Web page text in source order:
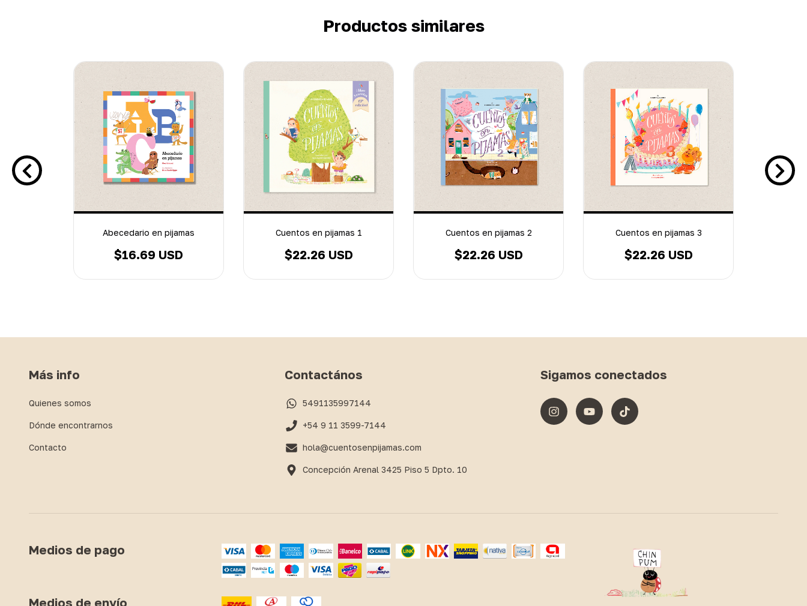
Productos similares
Abecedario en pijamas
$16.69 USD
Cuentos en pijamas 1
$22.26 USD
Cuentos en pijamas 2
$22.26 USD
Cuentos en pijamas 3
$22.26 USD
Más info
Quienes somos
Dónde encontrarnos
Contacto
Contactános
5491135997144
+54 9 11 3599-7144
hola@cuentosenpijamas.com
Concepción Arenal 3425 Piso 5 Dpto. 10
Sigamos conectados
Medios de pago
Medios de envío